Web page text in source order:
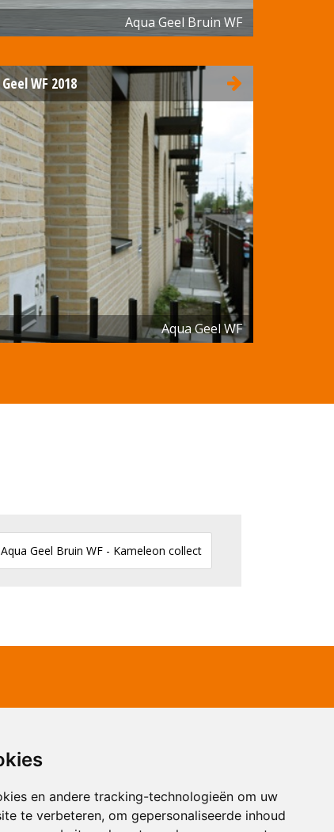
en andere tracking-technologieën om uw
te verbeteren, om gepersonaliseerde inhoud
Aqua Geel Bruin WF
WF 2018
Aqua Geel WF